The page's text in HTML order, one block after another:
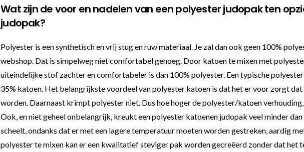
Wat zijn de voor en nadelen van een polyester judopak ten
judopak?
Polyester is een synthetisch en vrij stug en ruw materiaal. Je zal dan ook geen 100%
webshop. Dat is simpelweg niet comfortabel genoeg. Door katoen te mixen met
uiteindelijke stof zachter en comfortabeler is dan 100% polyester. Een typische
35% katoen. Het belangrijkste voordeel van polyester katoen is dat het er voor zorgt
worden. Daarnaast krimpt polyester niet. Dus hoe hoger de polyester/katoen
Ook, en niet geheel onbelangrijk, kreukt een polyester katoenen judopak veel minder
scheelt, ondanks dat er met een lagere temperatuur moeten worden gestreken, aardig
polyester te mixen kan er een kwalitatief steviger pak worden gecreëerd zonder dat het